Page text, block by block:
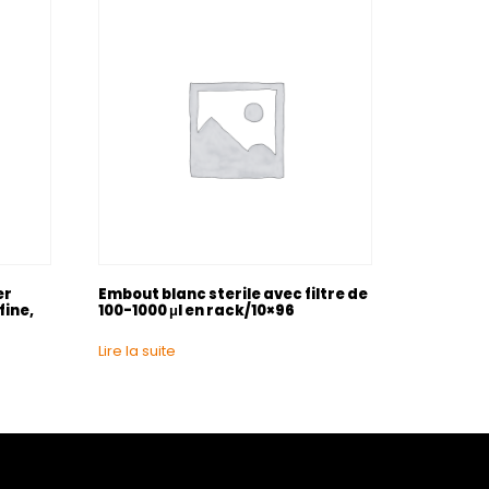
Embout blanc sterile avec filtre de
100-1000 μl en rack/10×96
Lire la suite